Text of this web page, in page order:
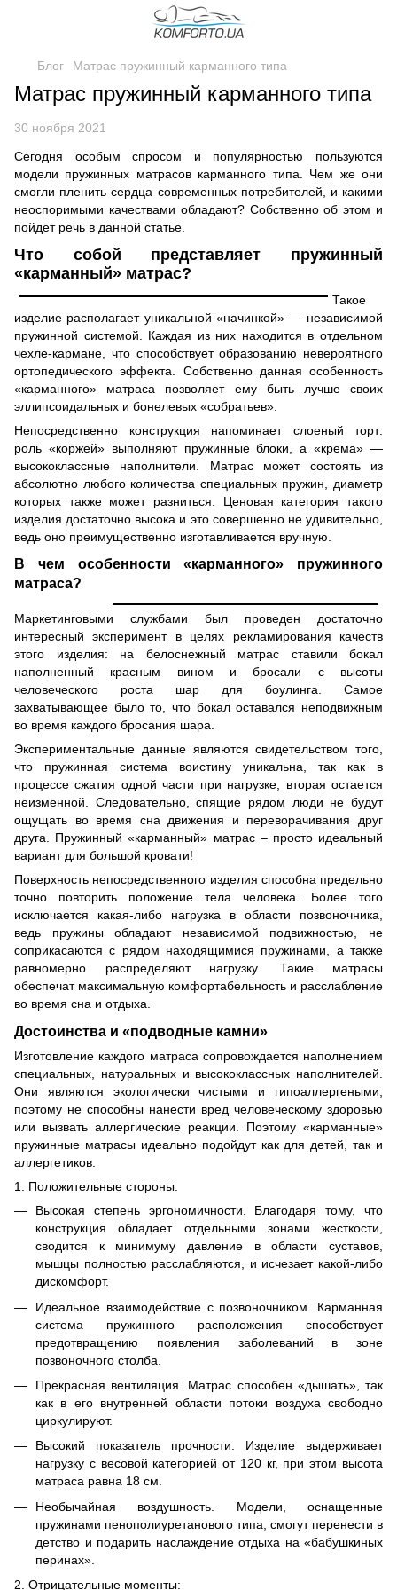
Блог Матрас пружинный карманного типа
Матрас пружинный карманного типа
30 ноября 2021
Сегодня особым спросом и популярностью пользуются
модели пружинных матрасов карманного типа. Чем же они
смогли пленить сердца современных потребителей, и какими
неоспоримыми качествами обладают? Собственно об этом и
пойдет речь в данной статье.
Что собой представляет пружинный
«карманный» матрас?
Такое
изделие располагает уникальной «начинкой» — независимой
пружинной системой. Каждая из них находится в отдельном
чехле-кармане, что способствует образованию невероятного
ортопедического эффекта. Собственно данная особенность
«карманного» матраса позволяет ему быть лучше своих
эллипсоидальных и бонелевых «собратьев».
Непосредственно конструкция напоминает слоеный торт:
роль «коржей» выполняют пружинные блоки, а «крема» —
высококлассные наполнители. Матрас может состоять из
абсолютно любого количества специальных пружин, диаметр
которых также может разниться. Ценовая категория такого
изделия достаточно высока и это совершенно не удивительно,
ведь оно преимущественно изготавливается вручную.
В чем особенности «карманного» пружинного
матраса?
Маркетинговыми службами был проведен достаточно
интересный эксперимент в целях рекламирования качеств
этого изделия: на белоснежный матрас ставили бокал
наполненный красным вином и бросали с высоты
человеческого роста шар для боулинга. Самое
захватывающее было то, что бокал оставался неподвижным
во время каждого бросания шара.
Экспериментальные данные являются свидетельством того,
что пружинная система воистину уникальна, так как в
процессе сжатия одной части при нагрузке, вторая остается
неизменной. Следовательно, спящие рядом люди не будут
ощущать во время сна движения и переворачивания друг
друга. Пружинный «карманный» матрас – просто идеальный
вариант для большой кровати!
Поверхность непосредственного изделия способна предельно
точно повторить положение тела человека. Более того
исключается какая-либо нагрузка в области позвоночника,
ведь пружины обладают независимой подвижностью, не
соприкасаются с рядом находящимися пружинами, а также
равномерно распределяют нагрузку. Такие матрасы
обеспечат максимальную комфортабельность и расслабление
во время сна и отдыха.
Достоинства и «подводные камни»
Изготовление каждого матраса сопровождается наполнением
специальных, натуральных и высококлассных наполнителей.
Они являются экологически чистыми и гипоаллергеными,
поэтому не способны нанести вред человеческому здоровью
или вызвать аллергические реакции. Поэтому «карманные»
пружинные матрасы идеально подойдут как для детей, так и
аллергетиков.
1. Положительные стороны:
Высокая степень эргономичности. Благодаря тому, что
конструкция обладает отдельными зонами жесткости,
сводится к минимуму давление в области суставов,
мышцы полностью расслабляются, и исчезает какой-либо
дискомфорт.
Идеальное взаимодействие с позвоночником. Карманная
система пружинного расположения способствует
предотвращению появления заболеваний в зоне
позвоночного столба.
Прекрасная вентиляция. Матрас способен «дышать», так
как в его внутренней области потоки воздуха свободно
циркулируют.
Высокий показатель прочности. Изделие выдерживает
нагрузку с весовой категорией от 120 кг, при этом высота
матраса равна 18 см.
Необычайная воздушность. Модели, оснащенные
пружинами пенополиуретанового типа, смогут перенести в
детство и подарить наслаждение отдыха на «бабушкиных
перинах».
2. Отрицательные моменты: